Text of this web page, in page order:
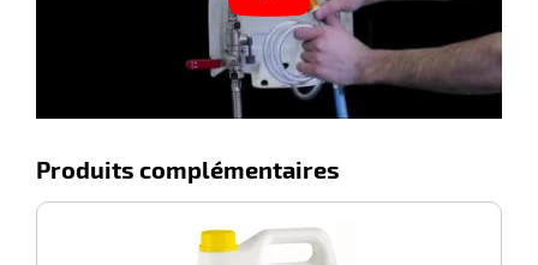
Produits complémentaires